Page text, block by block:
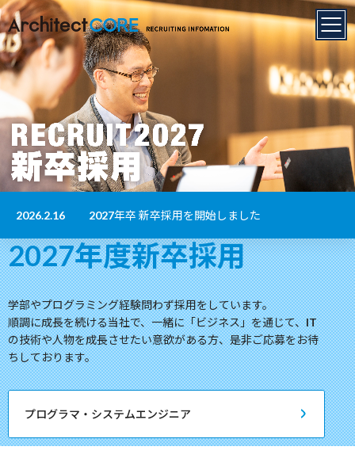
2026.2.16 2027年卒 新卒採用を開始しました
2027年度新卒採用
学部やプログラミング経験問わず採用をしています。
順調に成長を続ける当社で、一緒に「ビジネス」を通じて、IT
の技術や人物を成長させたい意欲がある方、是非ご応募をお待
ちしております。
プログラマ・システムエンジニア